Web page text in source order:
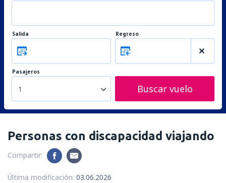
Salida Regreso
Pasajeros
1 Buscar vuelo
Personas con discapacidad viajando
Compartir:
Última modificación: 03.06.2026